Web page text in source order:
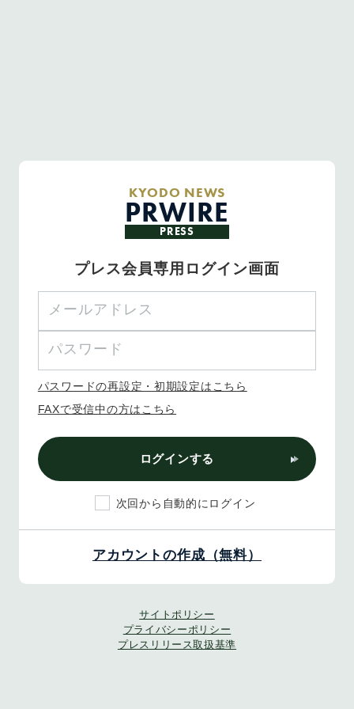
KYODO NEWS
PRWIRE
PRESS
プレス会員専用ログイン画面
パスワードの再設定・初期設定はこちら
FAXで受信中の方はこちら
ログインする
次回から自動的にログイン
アカウントの作成（無料）
サイトポリシー
プライバシーポリシー
プレスリリース取扱基準